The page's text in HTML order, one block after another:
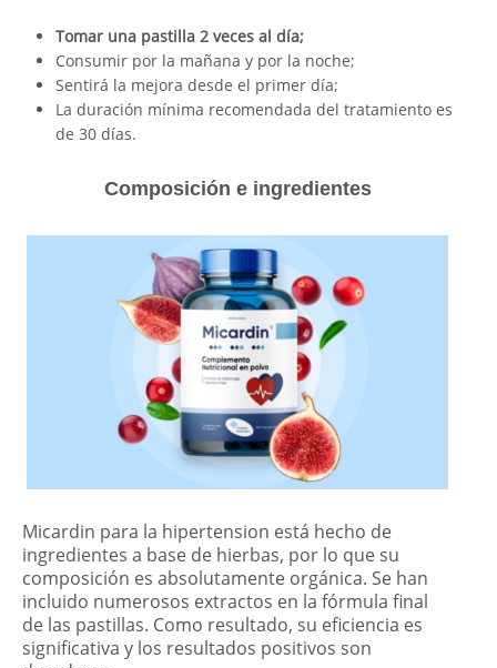
Tomar una pastilla 2 veces al día;
Consumir por la mañana y por la noche;
Sentirá la mejora desde el primer día;
La duración mínima recomendada del tratamiento es
de 30 días.
Composición e ingredientes
Micardin para la hipertension está hecho de
ingredientes a base de hierbas, por lo que su
composición es absolutamente orgánica. Se han
incluido numerosos extractos en la fórmula final
de las pastillas. Como resultado, su eficiencia es
significativa y los resultados positivos son